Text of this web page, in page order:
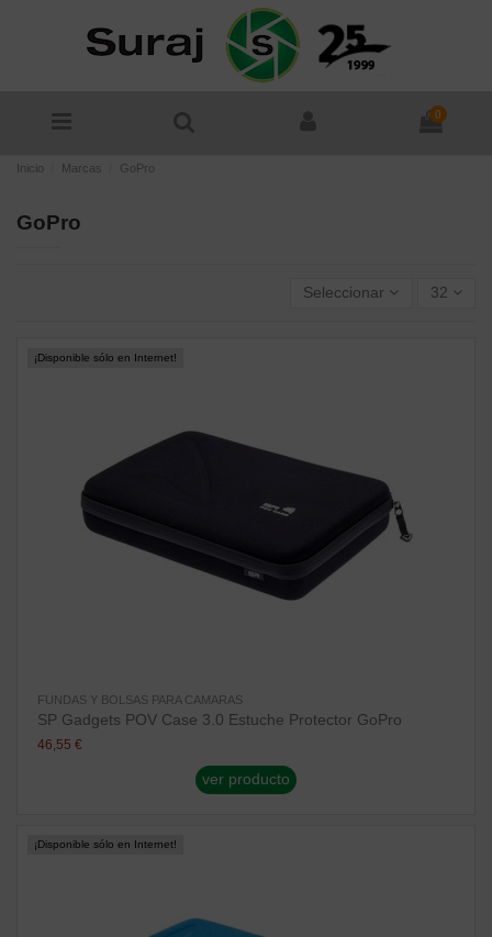
0
Inicio Marcas GoPro
GoPro
Seleccionar 32
¡Disponible sólo en Internet!
FUNDAS Y BOLSAS PARA CAMARAS
SP Gadgets POV Case 3.0 Estuche Protector GoPro
46,55 €
ver producto
¡Disponible sólo en Internet!